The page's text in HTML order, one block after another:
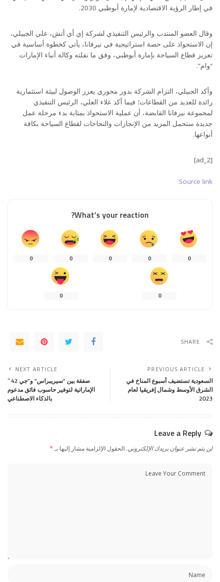
في إطار الرؤية الاقتصادية لإمارة أبوظبي 2030.
وقال العضو المنتدب والرئيس التنفيذي لشركة إي أي أتش، علي الجبيلي،
إن الاستحواذ على حصة استراتيجية في نيرفانا، يأتي كخطوة أساسية في
تعزيز قطاع السياحة بإمارة أبوظبي، وفق ما نقلته وكالة أنباء الإمارات
“وام”.
وأكد الجبيلي، التزام الشركة بدور محوري يعزز الوصول لبيئة استثمارية
رائدة للعديد من القطاعات؛ فيما أكد علاء العلي، الرئيس التنفيذي
لمجموعة نيرفانا القابضة، أن عملية الاستحواذ بمثابة بدء مرحلة عمل
جديدة ستحمل المزيد من الإنجازات والنجاحات لقطاع السياحة بكافة
أنواعها.
[ad_2]
Source link
What’s your reaction?
0
0
0
0
0
0
0
SHARE
PREVIOUS ARTICLE
السعودية تستضيف أسبوع المناخ في
الشرق الأوسط وشمال إفريقيا لعام
2023
NEXT ARTICLE
صفقة بين “سيريبراس” و”جي 42″
الإماراتية لتوفير حاسوب فائق مدعوم
بالذكاء الاصطناعي
Leave a Reply
لن يتم نشر عنوان بريدك الإلكتروني.الحقول الإلزامية مشار إليها بـ*